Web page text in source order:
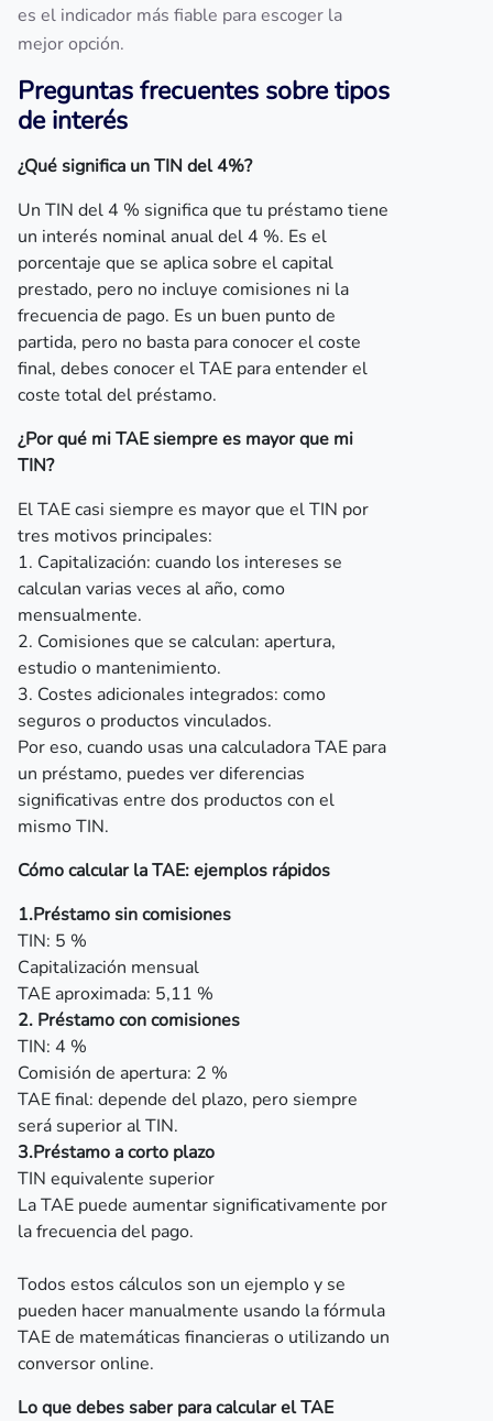
es el indicador más fiable para escoger la
mejor opción.
Preguntas frecuentes sobre tipos
de interés
¿Qué significa un TIN del 4%?
Un TIN del 4 % significa que tu préstamo tiene
un interés nominal anual del 4 %. Es el
porcentaje que se aplica sobre el capital
prestado, pero no incluye comisiones ni la
frecuencia de pago. Es un buen punto de
partida, pero no basta para conocer el coste
final, debes conocer el TAE para entender el
coste total del préstamo.
¿Por qué mi TAE siempre es mayor que mi
TIN?
El TAE casi siempre es mayor que el TIN por
tres motivos principales:
1. Capitalización: cuando los intereses se
calculan varias veces al año, como
mensualmente.
2. Comisiones que se calculan: apertura,
estudio o mantenimiento.
3. Costes adicionales integrados: como
seguros o productos vinculados.
Por eso, cuando usas una calculadora TAE para
un préstamo, puedes ver diferencias
significativas entre dos productos con el
mismo TIN.
Cómo calcular la TAE: ejemplos rápidos
1.Préstamo sin comisiones
TIN: 5 %
Capitalización mensual
TAE aproximada: 5,11 %
2. Préstamo con comisiones
TIN: 4 %
Comisión de apertura: 2 %
TAE final: depende del plazo, pero siempre
será superior al TIN.
3.Préstamo a corto plazo
TIN equivalente superior
La TAE puede aumentar significativamente por
la frecuencia del pago.
Todos estos cálculos son un ejemplo y se
pueden hacer manualmente usando la fórmula
TAE de matemáticas financieras o utilizando un
conversor online.
Lo que debes saber para calcular el TAE